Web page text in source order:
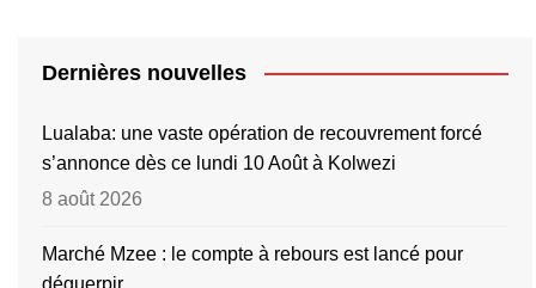
Dernières nouvelles
Lualaba: une vaste opération de recouvrement forcé
s’annonce dès ce lundi 10 Août à Kolwezi
8 août 2026
Marché Mzee : le compte à rebours est lancé pour
déguerpir